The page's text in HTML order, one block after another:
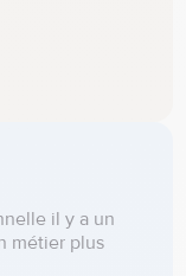
il y a un
métier plus